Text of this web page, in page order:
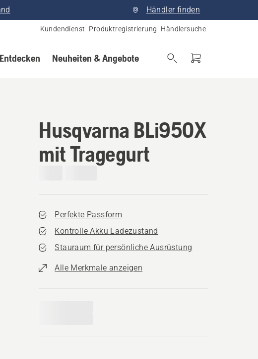
Händler finden
Kundendienst Produktregistrierung Händlersuche
Neuheiten & Angebote
Husqvarna BLi950X
mit Tragegurt
Perfekte Passform
Kontrolle Akku Ladezustand
Stauraum für persönliche Ausrüstung
Alle Merkmale anzeigen